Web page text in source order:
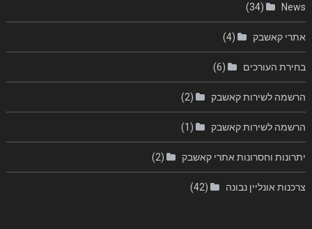
News
(34)
אתרי קאשבק (4)
בחירת העורכים (6)
הרשמה לשירות קאשבק (2)
הרשמה לשירות קאשבק (1)
יתרונות וחסרונות אתרי קאשבק (2)
צרכנות אונליין נבונה (42)